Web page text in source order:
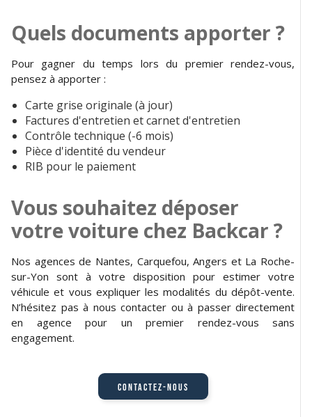
Quels documents apporter ?
Pour gagner du temps lors du premier rendez-vous,
pensez à apporter :
Carte grise originale (à jour)
Factures d'entretien et carnet d'entretien
Contrôle technique (-6 mois)
Pièce d'identité du vendeur
RIB pour le paiement
Vous souhaitez déposer
votre voiture chez Backcar ?
Nos agences de Nantes, Carquefou, Angers et La Roche-
sur-Yon sont à votre disposition pour estimer votre
véhicule et vous expliquer les modalités du dépôt-vente.
N’hésitez pas à nous contacter ou à passer directement
en agence pour un premier rendez-vous sans
engagement.
Contactez-nous